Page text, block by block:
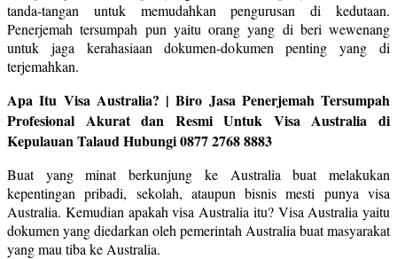
tanda-tangan untuk memudahkan pengurusan di kedutaan.
Penerjemah tersumpah pun yaitu orang yang di beri wewenang
untuk jaga kerahasiaan dokumen-dokumen penting yang di
terjemahkan.
Apa Itu Visa Australia? | Biro Jasa Penerjemah Tersumpah
Profesional Akurat dan Resmi Untuk Visa Australia di
Kepulauan Talaud Hubungi 0877 2768 8883
Buat yang minat berkunjung ke Australia buat melakukan
kepentingan pribadi, sekolah, ataupun bisnis mesti punya visa
Australia. Kemudian apakah visa Australia itu? Visa Australia yaitu
dokumen yang diedarkan oleh pemerintah Australia buat masyarakat
yang mau tiba ke Australia.